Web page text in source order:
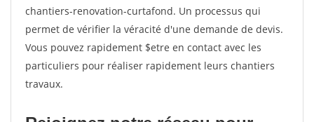
chantiers-renovation-curtafond. Un processus qui
permet de vérifier la véracité d'une demande de devis.
Vous pouvez rapidement $etre en contact avec les
particuliers pour réaliser rapidement leurs chantiers
travaux.